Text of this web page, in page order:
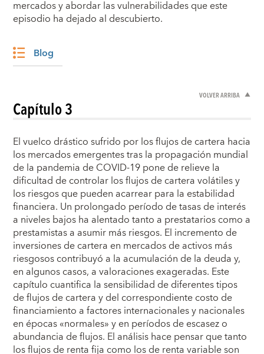
mercados y abordar las vulnerabilidades que este
episodio ha dejado al descubierto.
Blog
VOLVER ARRIBA
Capítulo 3
El vuelco drástico sufrido por los flujos de cartera hacia
los mercados emergentes tras la propagación mundial
de la pandemia de COVID-19 pone de relieve la
dificultad de controlar los flujos de cartera volátiles y
los riesgos que pueden acarrear para la estabilidad
financiera. Un prolongado período de tasas de interés
a niveles bajos ha alentado tanto a prestatarios como a
prestamistas a asumir más riesgos. El incremento de
inversiones de cartera en mercados de activos más
riesgosos contribuyó a la acumulación de la deuda y,
en algunos casos, a valoraciones exageradas. Este
capítulo cuantifica la sensibilidad de diferentes tipos
de flujos de cartera y del correspondiente costo de
financiamiento a factores internacionales y nacionales
en épocas «normales» y en períodos de escasez o
abundancia de flujos. El análisis hace pensar que tanto
los flujos de renta fija como los de renta variable son